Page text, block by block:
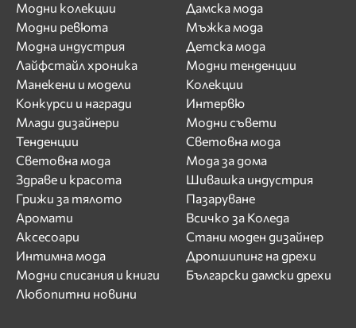
Модни колекции
Модни ревюта
Модна индустрия
Лайфстайл хроника
Манекени и модели
Конкурси и награди
Млади дизайнери
Тенденции
Световна мода
Здраве и красота
Грижи за тялото
Аромати
Аксесоари
Интимна мода
Модни списания и книги
Любопитни новини
Дамска мода
Мъжка мода
Детска мода
Модни тенденции
Колекции
Интервю
Модни съвети
Световна мода
Мода за дома
Шивашка индустрия
Пазаруване
Всичко за Коледа
Стани моден дизайнер
Дропшипинг на дрехи
Български дамски дрехи